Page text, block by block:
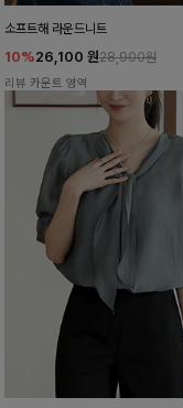
소프트해 라운드니트
10%26,100 원28,900원
리뷰 카운트 영역